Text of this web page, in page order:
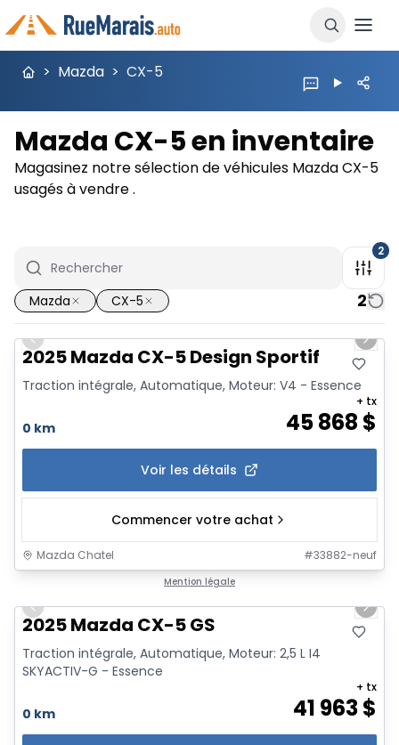
> Mazda > CX-5
Mazda CX-5 en inventaire
Magasinez notre sélection de véhicules Mazda CX-5
usagés à vendre .
2
Mazda CX-5 2
Previous slide
Next
2025 Mazda CX-5 Design Sportif
Traction intégrale, Automatique, Moteur: V4 - Essence
0 km 45 868 $
+ tx
Voir les détails
Commencer votre achat
Mazda Chatel #33882-neuf
Mention légale
Previous slide
Next
2025 Mazda CX-5 GS
Traction intégrale, Automatique, Moteur: 2,5 L I4
SKYACTIV-G - Essence
0 km 41 963$
+ tx